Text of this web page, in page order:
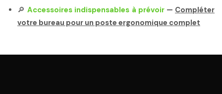
🔎Accessoires indispensables à prévoir— Compléter
votre bureau pour un poste ergonomique complet